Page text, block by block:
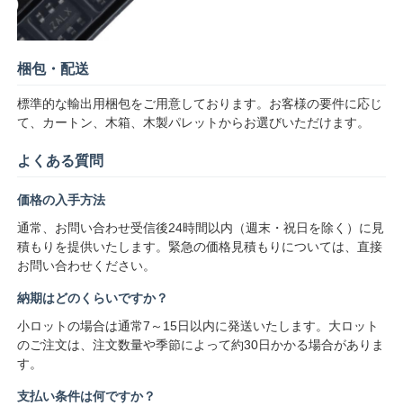
RF統合回路
電子コンポーネント
PLC プログラミング
GPS モジュール
ラジオ周波数モジュール
パワーモジュール
梱包・配送
標準的な輸出用梱包をご用意しております。お客様の要件に応じ
て、カートン、木箱、木製パレットからお選びいただけます。
よくある質問
価格の入手方法
通常、お問い合わせ受信後24時間以内（週末・祝日を除く）に見
積もりを提供いたします。緊急の価格見積もりについては、直接
お問い合わせください。
納期はどのくらいですか？
小ロットの場合は通常7～15日以内に発送いたします。大ロット
のご注文は、注文数量や季節によって約30日かかる場合がありま
す。
支払い条件は何ですか？